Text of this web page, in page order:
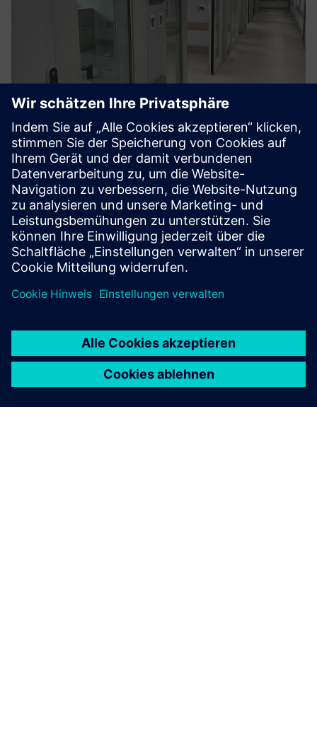
AIRLOCK(InterLock) System
The Air-Lock system minimizes pressure loss and prevents
cross-contamination by blocking gases, bacteria, UV rays,
and noise with interlocking doors.
Mehr erfahren